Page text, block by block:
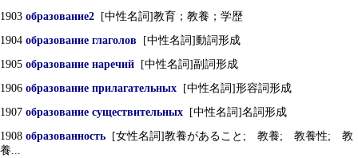
1903 образование2 [中性名詞]教育；教養；学歴
1904 образование глаголов [中性名詞]動詞形成
1905 образование наречий [中性名詞]副詞形成
1906 образование прилагательных [中性名詞]形容詞形成
1907 образование существительных [中性名詞]名詞形成
1908 образованность [女性名詞]教養があること; 教養; 教養性; 教
養...